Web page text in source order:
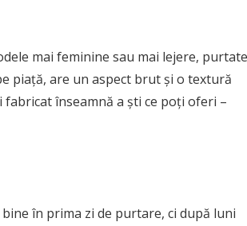
mai feminine sau mai lejere, purtate
piață, are un aspect brut și o textură
fabricat înseamnă a ști ce poți oferi –
în prima zi de purtare, ci după luni